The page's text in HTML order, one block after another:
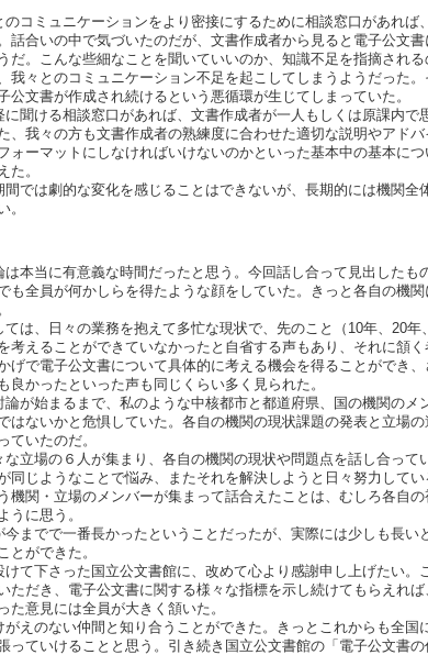
コミュニケーションをより密接にするために相談窓口があれば
話合いの中で気づいたのだが、文書作成者から見ると電子公文
だ。こんな些細なことを聞いていいのか、知識不足を指摘され
我々とのコミュニケーション不足を起こしてしまうようだった
公文書が作成され続けるという悪循環が生じてしまっていた。
聞ける相談窓口があれば、文書作成者が一人もしくは原課内で
、我々の方も文書作成者の熟練度に合わせた適切な説明やアド
ォーマットにしなければいけないのかといった基本中の基本に
た。
では劇的な変化を感じることはできないが、長期的には機関全
。
本当に有意義な時間だったと思う。今回話し合って見出したも
も全員が何かしらを得たような顔をしていた。きっと各自の機
は、日々の業務を抱えて多忙な現状で、先のこと（10年、20
考えることができていなかったと自省する声もあり、それに頷
げで電子公文書について具体的に考える機会を得ることができ
良かったといった声も同じくらい多く見られた。
が始まるまで、私のような中核都市と都道府県、国の機関のメ
はないかと危惧していた。各自の機関の現状課題の発表と立場
ていたのだ。
立場の６人が集まり、各自の機関の現状や問題点を話し合って
同じようなことで悩み、またそれを解決しようと日々努力して
機関・立場のメンバーが集まって話合えたことは、むしろ各自
うに思う。
までで一番長かったということだったが、実際には少しも長い
とができた。
て下さった国立公文書館に、改めて心より感謝申し上げたい。
ただき、電子公文書に関する様々な指標を示し続けてもらえれ
た意見には全員が大きく頷いた。
えのない仲間と知り合うことができた。きっとこれからも全国
っていけることと思う。引き続き国立公文書館の「電子公文書